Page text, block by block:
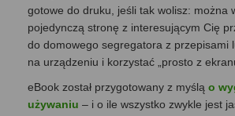
gotowe do druku, jeśli tak wolisz: można
pojedynczą stronę z interesującym Cię
do domowego segregatora z przepisami
na urządzeniu i korzystać „prosto z
eBook został przygotowany z myślą o
używaniu – i o ile wszystko zwykle jest